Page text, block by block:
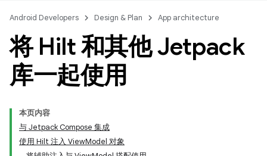
Android Developers Design & Plan App architecture
将 Hilt 和其他 Jetpack
库一起使用
本页内容
与 Jetpack Compose 集成
使用 Hilt 注入 ViewModel 对象